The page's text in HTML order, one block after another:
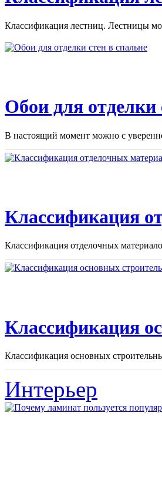
Классификация лестниц. Лестницы
Обои для отделки
В настоящий момент можно с
Классификация
Классификация отделочных
Классификация
Классификация основных
Интерьер